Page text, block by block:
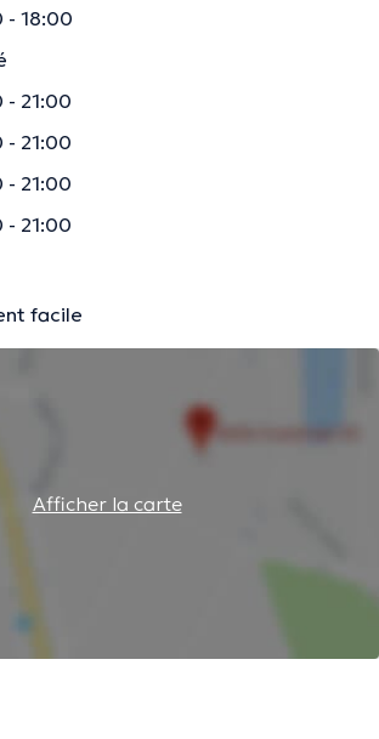
- 18:00
- 21:00
- 21:00
- 21:00
- 21:00
facile
Afficher la carte